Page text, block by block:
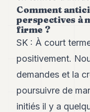
POLITIQUE
IMMOBILIER
EQUITY
JURIDIQUE
Comment
perspectives à
firme ?
SK : À court
positivement.
demandes et la
poursuivre de
initiés il y a